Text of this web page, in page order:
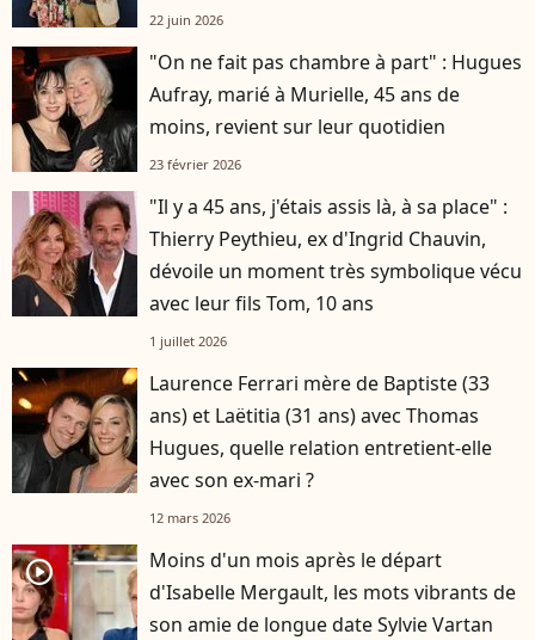
22 juin 2026
"On ne fait pas chambre à part" : Hugues
Aufray, marié à Murielle, 45 ans de
moins, revient sur leur quotidien
23 février 2026
"Il y a 45 ans, j'étais assis là, à sa place" :
Thierry Peythieu, ex d'Ingrid Chauvin,
dévoile un moment très symbolique vécu
avec leur fils Tom, 10 ans
1 juillet 2026
Laurence Ferrari mère de Baptiste (33
ans) et Laëtitia (31 ans) avec Thomas
Hugues, quelle relation entretient-elle
avec son ex-mari ?
12 mars 2026
player2
Moins d'un mois après le départ
d'Isabelle Mergault, les mots vibrants de
son amie de longue date Sylvie Vartan